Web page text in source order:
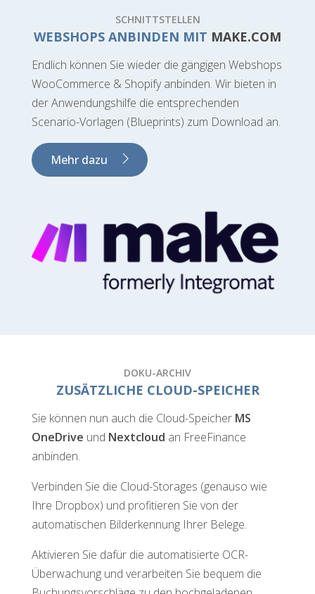
SCHNITTSTELLEN
WEBSHOPS ANBINDEN MIT MAKE.COM
Endlich können Sie wieder die gängigen Webshops
WooCommerce & Shopify anbinden. Wir bieten in
der Anwendungshilfe die entsprechenden
Scenario-Vorlagen (Blueprints) zum Download an.
Mehr dazu
DOKU-ARCHIV
ZUSÄTZLICHE CLOUD-SPEICHER
Sie können nun auch die Cloud-Speicher MS
OneDrive und Nextcloud an FreeFinance
anbinden.
Verbinden Sie die Cloud-Storages (genauso wie
Ihre Dropbox) und profitieren Sie von der
automatischen Bilderkennung Ihrer Belege.
Aktivieren Sie dafür die automatisierte OCR-
Überwachung und verarbeiten Sie bequem die